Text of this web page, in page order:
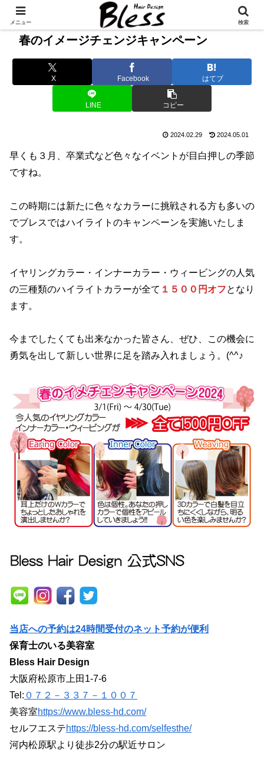
春のイメージチェンジキャンペーン
X Facebook はてブ
LINE コピー
2024.02.29 2024.05.01
早くも３月、卒業式など色々なイベントが目白押しの季節
ですね。
この時期には新たに色々なカラーに挑戦される方も多いの
でブレスではハイライトのキャンペーンを実施いたしま
す。
イヤリングカラー・インナーカラー・ウィービングの人気
の三種類のハイライトカラーが全て １５００円オフとなり
ます。
今までしたくても出来なかった皆さん、ぜひ、この機会に
勇気を出して新しい世界に足を踏み入れましょう。(^^♪
当店への予約は24時間受付のネット予約が便利
保育士のいる美容室
Bless Hair Design
大阪府松原市上田1-7-6
Tel: ０７２－３３７－１００７
美容室https://www.bless-hd.com/
セルフエステhttps://bless-hd.com/selfesthe/
河内松原駅より徒歩2分の駅近サロン
メニュー 検索